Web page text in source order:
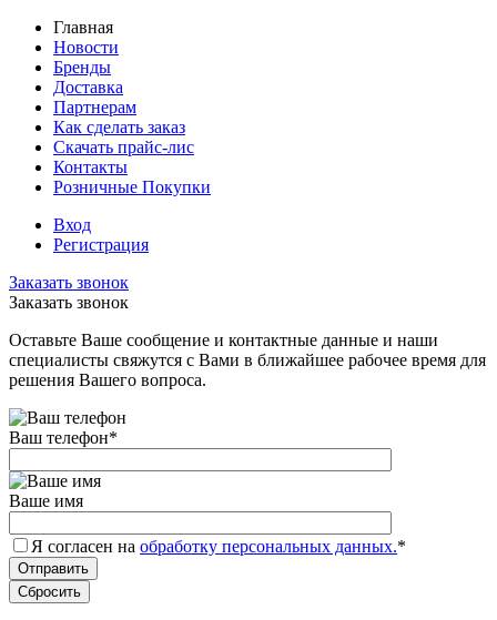
Главная
Новости
Бренды
Доставка
Партнерам
Как сделать заказ
Скачать прайс-лис
Контакты
Розничные Покупки
Вход
Регистрация
Заказать звонок
Заказать звонок
Оставьте Ваше сообщение и контактные данные и наши
специалисты свяжутся с Вами в ближайшее рабочее время для
решения Вашего вопроса.
Ваш телефон*
Ваше имя
Я согласен на обработку персональных данных.*